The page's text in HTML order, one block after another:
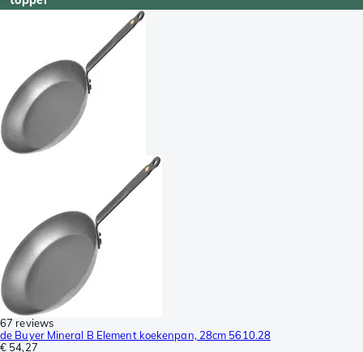
67 reviews
de Buyer Mineral B Element koekenpan, 28cm 5610.28
€ 54,27